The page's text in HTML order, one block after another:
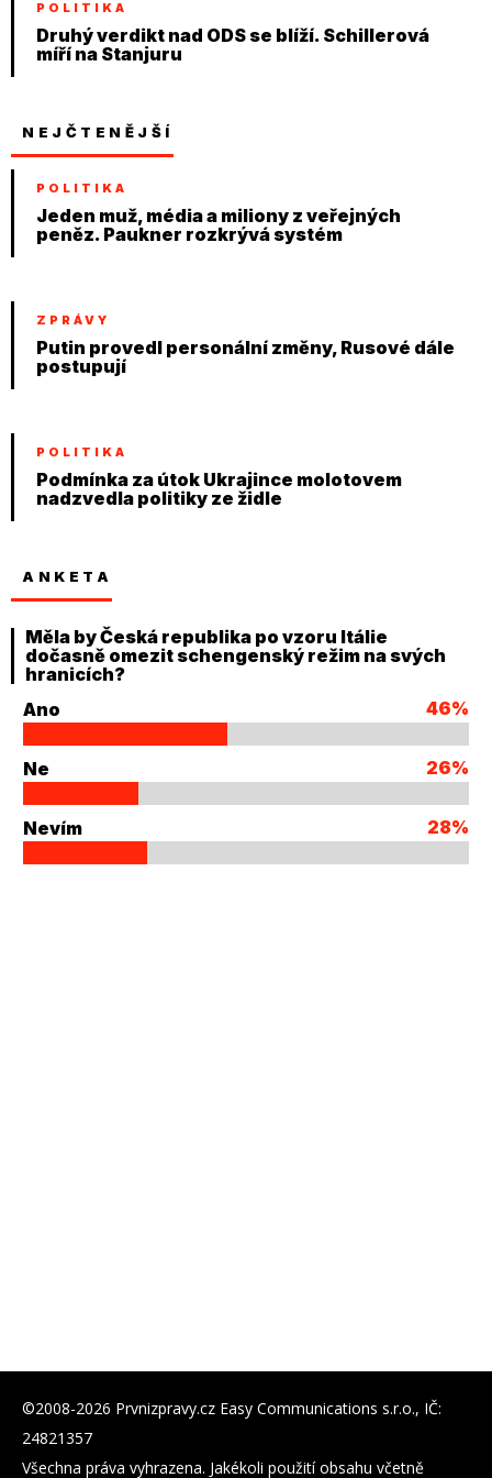
POLITIKA
Druhý verdikt nad ODS se blíží. Schillerová
míří na Stanjuru
NEJČTENĚJŠÍ
POLITIKA
Jeden muž, média a miliony z veřejných
peněz. Paukner rozkrývá systém
ZPRÁVY
Putin provedl personální změny, Rusové dále
postupují
POLITIKA
Podmínka za útok Ukrajince molotovem
nadzvedla politiky ze židle
ANKETA
Měla by Česká republika po vzoru Itálie
dočasně omezit schengenský režim na svých
hranicích?
Ano
46%
Ne 26%
Nevím 28%
©2008-2026 Prvnizpravy.cz Easy Communications s.r.o., IČ:
24821357
Všechna práva vyhrazena. Jakékoli použití obsahu včetně